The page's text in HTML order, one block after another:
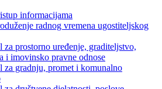
informacijama
radnog vremena ugostiteljskog
prostorno uređenje, graditeljstvo,
i imovinsko pravne odnose
za gradnju, promet i komunalno